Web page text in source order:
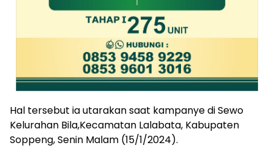
Hal tersebut ia utarakan saat kampanye di Sewo
Kelurahan Bila,Kecamatan Lalabata, Kabupaten
Soppeng, Senin Malam (15/1/2024).